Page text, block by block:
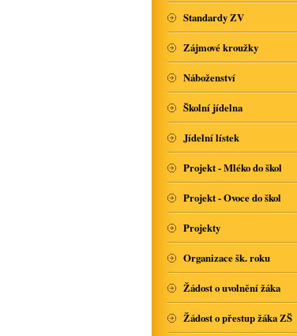
Standardy ZV
Zájmové kroužky
Náboženství
Školní jídelna
Jídelní lístek
Projekt - Mléko do škol
Projekt - Ovoce do škol
Projekty
Organizace šk. roku
Žádost o uvolnění žáka
Žádost o přestup žáka ZŠ